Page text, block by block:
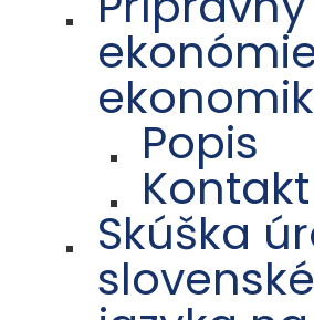
Popis
Kontakt
Skúška